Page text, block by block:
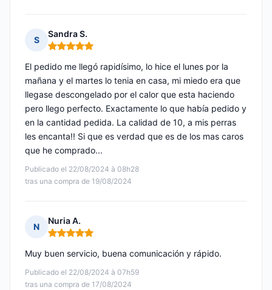
S
Sandra S.
Nota: 5 de 5
Publicado el 22/08/2024 à 08h28
tras una compra de 19/08/2024
El pedido me llegó rapidísimo, lo hice el lunes por la
mañana y el martes lo tenia en casa, mi miedo era que
llegase descongelado por el calor que esta haciendo
pero llego perfecto. Exactamente lo que había pedido y
en la cantidad pedida. La calidad de 10, a mis perras
les encanta!! Si que es verdad que es de los mas caros
que he comprado...
N
Nuria A.
Nota: 5 de 5
Publicado el 22/08/2024 à 07h59
tras una compra de 17/08/2024
Muy buen servicio, buena comunicación y rápido.